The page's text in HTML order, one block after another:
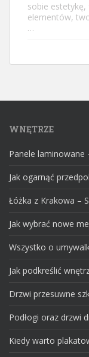
sobie
elementów,
…
WNĘTRZE
Panele laminowane
Jak ogarnąć
Łóżka z Krakowa –
Jak wybrać nowe
Wszystko o
Jak podkreślić
Drzwi przesuwne
Podłogi oraz drzwi
Kiedy warto